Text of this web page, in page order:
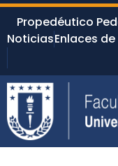
Propedéutico
NoticiasEnlaces